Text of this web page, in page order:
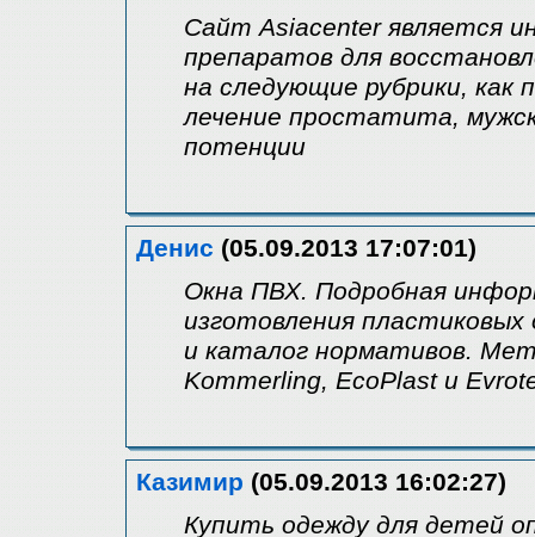
Сайт Asiacenter является
препаратов для
на следующие рубрики, как
лечение простатита,
потенции
Денис (05.09.2013 17:07:01)
Окна ПВХ. Подробная
изготовления
и каталог нормативов.
Kommerling, EcoPlast и
Казимир (05.09.2013 16:02:27)
Купить одежду для детей